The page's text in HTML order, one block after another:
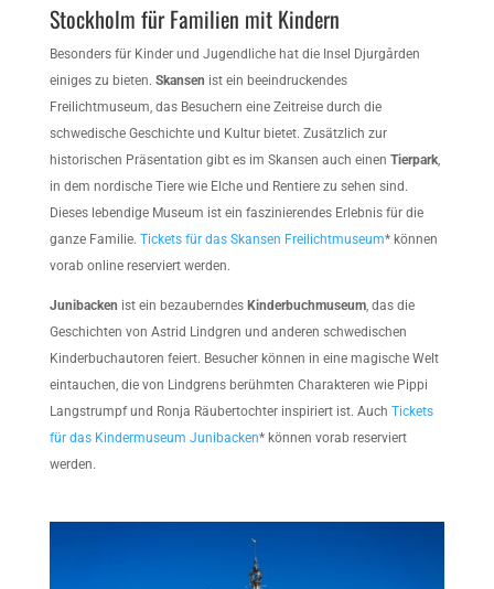
Stockholm für Familien mit Kindern
Besonders für Kinder und Jugendliche hat die Insel Djurgården
einiges zu bieten. Skansen ist ein beeindruckendes
Freilichtmuseum, das Besuchern eine Zeitreise durch die
schwedische Geschichte und Kultur bietet. Zusätzlich zur
historischen Präsentation gibt es im Skansen auch einen Tierpark,
in dem nordische Tiere wie Elche und Rentiere zu sehen sind.
Dieses lebendige Museum ist ein faszinierendes Erlebnis für die
ganze Familie. Tickets für das Skansen Freilichtmuseum* können
vorab online reserviert werden.
Junibacken ist ein bezauberndes Kinderbuchmuseum, das die
Geschichten von Astrid Lindgren und anderen schwedischen
Kinderbuchautoren feiert. Besucher können in eine magische Welt
eintauchen, die von Lindgrens berühmten Charakteren wie Pippi
Langstrumpf und Ronja Räubertochter inspiriert ist. Auch Tickets
für das Kindermuseum Junibacken* können vorab reserviert
werden.